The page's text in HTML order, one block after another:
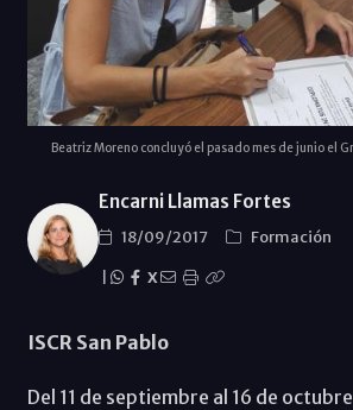
Beatriz Moreno concluyó el pasado mes de junio el
Encarni Llamas Fortes
18/09/2017
Formación
X
ISCR San Pablo
Del 11 de septiembre al 16 de